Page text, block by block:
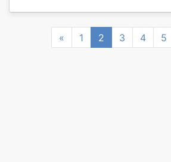
« Previous
1 2 3 4 5